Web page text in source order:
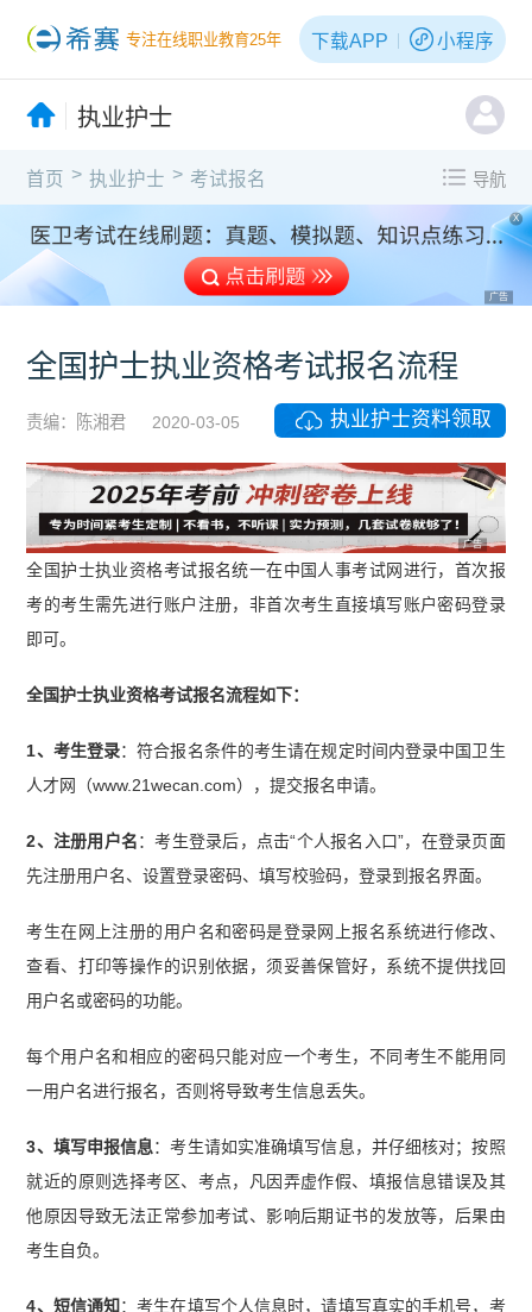
专注在线职业教育25年 下载APP 小程序
执业护士
首页 > 执业护士 > 考试报名 导航
X
广告
全国护士执业资格考试报名流程
责编：陈湘君 2020-03-05 执业护士资料领取
广告
全国护士执业资格考试报名统一在中国人事考试网进行，首次报
考的考生需先进行账户注册，非首次考生直接填写账户密码登录
即可。
全国护士执业资格考试报名流程如下：
1、考生登录：符合报名条件的考生请在规定时间内登录中国卫生
人才网（www.21wecan.com），提交报名申请。
2、注册用户名：考生登录后，点击“个人报名入口”，在登录页面
先注册用户名、设置登录密码、填写校验码，登录到报名界面。
考生在网上注册的用户名和密码是登录网上报名系统进行修改、
查看、打印等操作的识别依据，须妥善保管好，系统不提供找回
用户名或密码的功能。
每个用户名和相应的密码只能对应一个考生，不同考生不能用同
一用户名进行报名，否则将导致考生信息丢失。
3、填写申报信息：考生请如实准确填写信息，并仔细核对；按照
就近的原则选择考区、考点，凡因弄虚作假、填报信息错误及其
他原因导致无法正常参加考试、影响后期证书的发放等，后果由
考生自负。
4、短信通知 ：考生在填写个人信息时，请填写真实的手机号，考